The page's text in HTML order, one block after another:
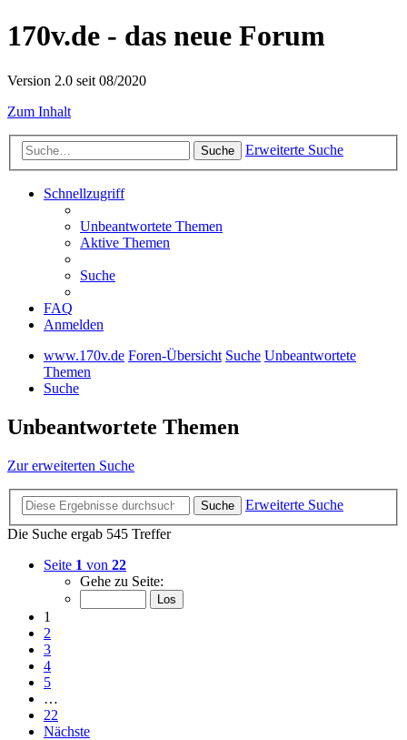
170v.de - das neue Forum
Version 2.0 seit 08/2020
Zum Inhalt
Suche Erweiterte Suche
Schnellzugriff
Unbeantwortete Themen
Aktive Themen
Suche
FAQ
Anmelden
www.170v.de Foren-Übersicht Suche Unbeantwortete
Themen
Suche
Unbeantwortete Themen
Zur erweiterten Suche
Suche
Erweiterte Suche
Die Suche ergab 545 Treffer
Seite 1 von 22
Gehe zu Seite:
1
2
3
4
5
…
22
Nächste